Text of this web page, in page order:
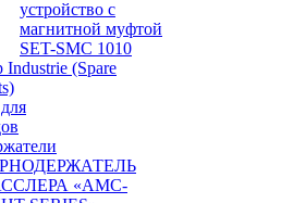
устройство с
магнитной муфтой
SET-SMC 1010
Industrie (Spare
«AMC-